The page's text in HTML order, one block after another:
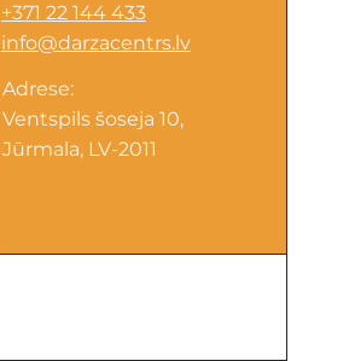
+371 22 144 433
info@darzacentrs.lv
Adrese:
Ventspils šoseja 10,
Jūrmala, LV-2011